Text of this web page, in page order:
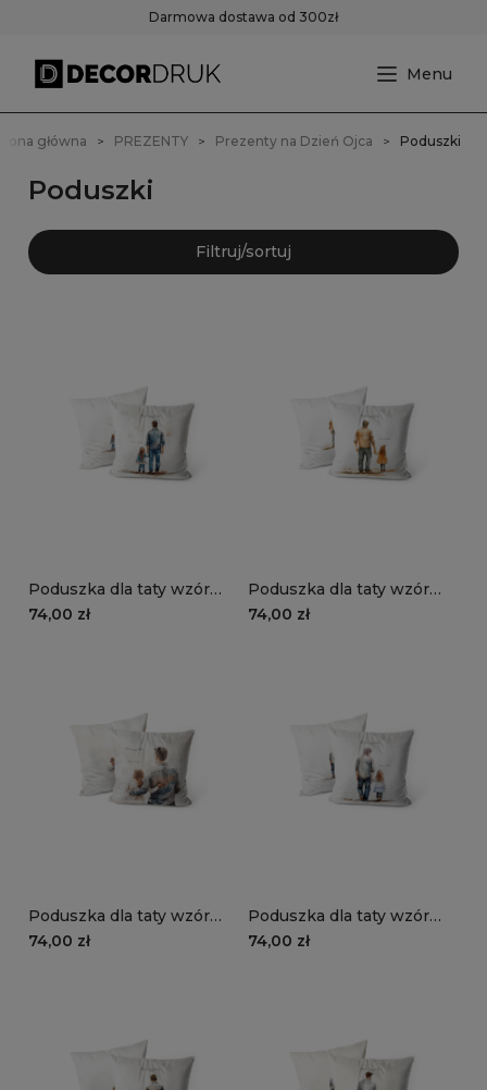
Darmowa dostawa od 300zł
główna PREZENTY Prezenty na Dzień Ojca Poduszki
Poduszki
Filtruj/sortuj
Poduszka dla taty wzór
DT38 | ojciec z córką 05
74,00 zł
Poduszka dla taty wzór
DT37 | ojciec z córką 04
74,00 zł
Poduszka dla taty wzór
DT36 | ojciec z córką 03
74,00 zł
Poduszka dla taty wzór
DT35 | ojciec z córką 02
74,00 zł